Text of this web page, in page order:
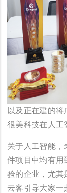
以及正在建的将
很美科技在人工
关于人工智能，
件项目中均有用
验的企业，尤其
云客引导大家一